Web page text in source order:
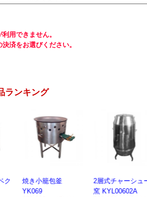
用できません。
済をお選びください。
ランキング
焼き小籠包釜
YK069
2層式チャーシュー
窯 KYL00602A